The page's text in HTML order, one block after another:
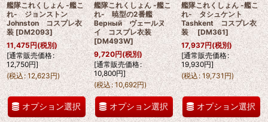
艦隊これくしょん -艦こ
れ- ジョンストン
Johnston コスプレ衣
装 [DM2093]
11,475円(税別)
[通常販売価格:
12,750円]
(税込: 12,623円)
オプション選択
艦隊これくしょん -艦こ
れ- 暁型の2番艦
Верный ヴェールヌ
イ コスプレ衣装
[DM493W]
9,720円(税別)
[通常販売価格:
10,800円]
(税込: 10,692円)
オプション選択
艦隊これくしょん -艦こ
れ- タシュケント
Tashkent コスプレ衣
装 [DM361]
17,937円(税別)
[通常販売価格:
19,930円]
(税込: 19,731円)
オプション選択